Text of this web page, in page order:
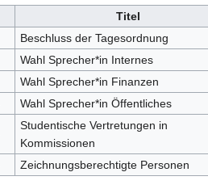
Titel
Beschluss der Tagesordnung
Wahl Sprecher*in Internes
Wahl Sprecher*in Finanzen
Wahl Sprecher*in Öffentliches
Studentische Vertretungen in
Kommissionen
Zeichnungsberechtigte Personen